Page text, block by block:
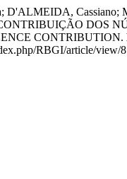
D'ALMEIDA,
DOS
CONTRIBUTION.
RBGI/article/view/